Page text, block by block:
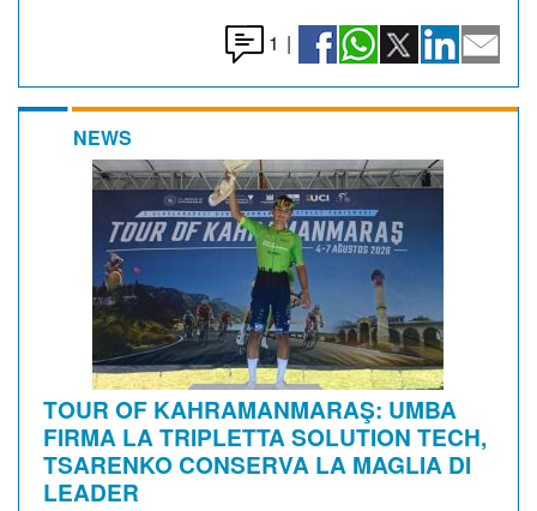
1 |
NEWS
TOUR OF KAHRAMANMARAŞ: UMBA
FIRMA LA TRIPLETTA SOLUTION TECH,
TSARENKO CONSERVA LA MAGLIA DI
LEADER